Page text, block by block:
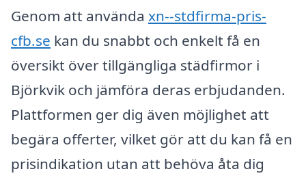
Genom att använda xn--stdfirma-pris-
cfb.se kan du snabbt och enkelt få en
översikt över tillgängliga städfirmor i
Björkvik och jämföra deras erbjudanden.
Plattformen ger dig även möjlighet att
begära offerter, vilket gör att du kan få en
prisindikation utan att behöva åta dig